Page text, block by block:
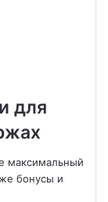
для
максимальный
бонусы и